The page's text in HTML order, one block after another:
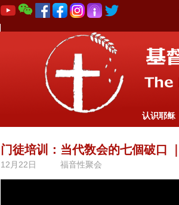
认识耶稣
门徒培训：当代敎会的七個破口
12月22日 福音性聚会